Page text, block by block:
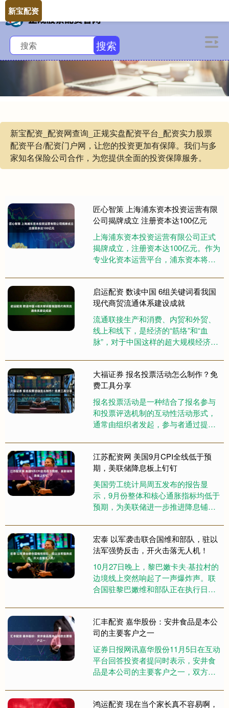
搜索
新宝配资_配资网查询_正规实盘配资平台_配资实力股票
配资平台/配资门户网，让您的投资更加有保障。我们与多
家知名保险公司合作，为您提供全面的投资保障服务。
新宝配资
匠心智策 上海浦东资本投资运营有限
公司揭牌成立 注册资本达100亿元
上海浦东资本投资运营有限公司正式
揭牌成立，注册资本达100亿元。作为
专业化资本运营平台，浦东资本将
事专业管理”三大核心功能为支....
启运配资 数读中国 6组关键词看我国
现代商贸流通体系建设成就
流通联接生产和消费、内贸和外贸、
线上和线下，是经济的“筋络”和“血
脉”，对于中国这样的超大规模经济体
为我国经济社会发展重要支柱，....
大福证券 报名投票活动怎么制作？免
费工具分享
报名投票活动是一种结合了报名参与
和投票评选机制的互动性活动形式，
通常由组织者发起，参与者通过提交
者进行投票，最终根据票数或综合
评....
江苏配资网 美国9月CPI全线低于预
期，美联储降息板上钉钉
美国劳工统计局周五发布的报告显
示，9月份整体和核心通胀指标均低于
预期，为美联储进一步推进降息铺平
磅数据。 美国9月未季调CPI年....
宏泰 以军袭击联合国维和部队，驻以
法军强势反击，开火击落无人机！
10月27日晚上，黎巴嫩卡夫·基拉村的
边境线上突然响起了一声爆炸声。联
合国驻黎巴嫩维和部队正在执行日常
的袭击。一个以色列的无人机....
汇丰配资 嘉华股份：安井食品是本公
司的主要客户之一
证券日报网讯嘉华股份11月5日在互动
平台回答投资者提问时表示，安井食
品是本公司的主要客户之一，双方已
订单情况良好，能够满足正常生....
鸿运配资 现在当个家长真不容易啊，